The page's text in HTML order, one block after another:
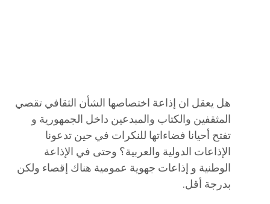
هل يعقل ان إذاعة اختصاصها الشأن الثقافي تقصي
المثقفين والكتاب والمبدعين داخل الجمهورية و
تفتح أحيانا فضاءاتها للنكرات في حين تدعونا
الإذاعات الدولية والعربية؟ وحتى في الإذاعة
الوطنية و إذاعات جهوية عمومية هناك إقصاء ولكن
بدرجة أقل.